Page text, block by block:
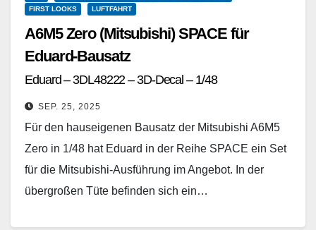
FIRST LOOKS
LUFTFAHRT
A6M5 Zero (Mitsubishi) SPACE für
Eduard-Bausatz
Eduard – 3DL48222 – 3D-Decal – 1/48
SEP. 25, 2025
Für den hauseigenen Bausatz der Mitsubishi A6M5
Zero in 1/48 hat Eduard in der Reihe SPACE ein Set
für die Mitsubishi-Ausführung im Angebot. In der
übergroßen Tüte befinden sich ein…